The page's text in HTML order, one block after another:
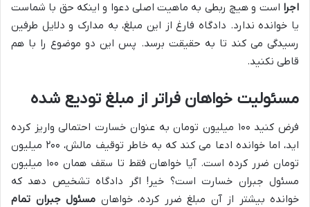
اجرا است و هیچ ربطی به ماهیت اصلی دعوا و اینکه حق با شماست
یا خوانده ندارد. دادگاه فارغ از این مبلغ، به مدارک و دلایل طرفین
رسیدگی می کند تا به حقیقت برسد. پس این دو موضوع را با هم
قاطی نکنید.
مسئولیت خواهان فراتر از مبلغ تودیع شده
فرض کنید ۱۰۰ میلیون تومان به عنوان خسارت احتمالی واریز کرده
اید، اما خوانده ادعا می کند که به خاطر توقیف مالش، ۲۰۰ میلیون
تومان ضرر کرده است. آیا خواهان فقط تا سقف همان ۱۰۰ میلیون
مسئول جبران خسارت است؟ خیر! اگر دادگاه تشخیص دهد که
خوانده بیشتر از آن مبلغ ضرر کرده، خواهان مسئول جبران تمام